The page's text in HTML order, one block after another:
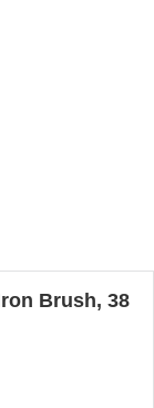
Brush, 38